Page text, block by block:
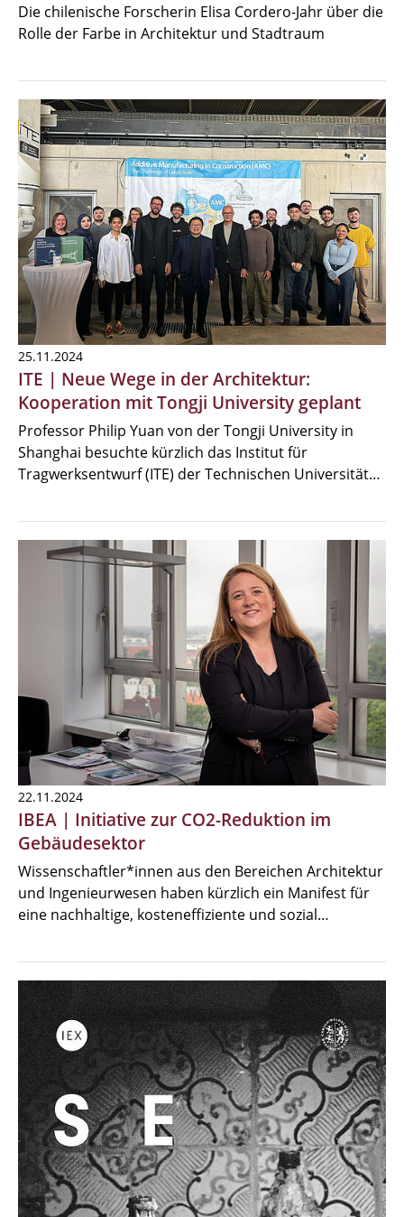
Die chilenische Forscherin Elisa Cordero-Jahr über die
Rolle der Farbe in Architektur und Stadtraum
25.11.2024
ITE | Neue Wege in der Architektur:
Kooperation mit Tongji University geplant
Professor Philip Yuan von der Tongji University in
Shanghai besuchte kürzlich das Institut für
Tragwerksentwurf (ITE) der Technischen Universität…
22.11.2024
IBEA | Initiative zur CO2-Reduktion im
Gebäudesektor
Wissenschaftler*innen aus den Bereichen Architektur
und Ingenieurwesen haben kürzlich ein Manifest für
eine nachhaltige, kosteneffiziente und sozial…